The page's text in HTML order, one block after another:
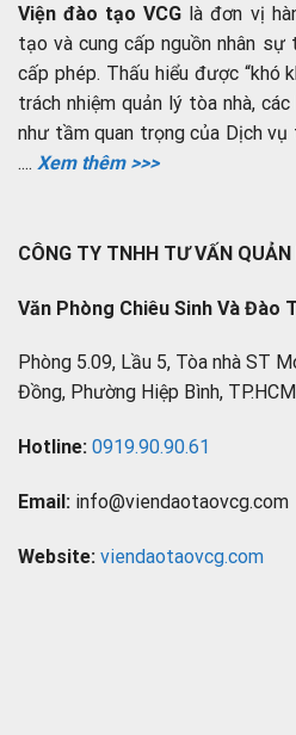
Viện đào tạo VCG là đơn vị
tạo và cung cấp nguồn nhân
cấp phép. Thấu hiểu được “khó
trách nhiệm quản lý tòa nhà,
như tầm quan trọng của Dịch vụ
.... Xem thêm >>>
CÔNG TY TNHH TƯ VẤN QUẢN
Văn Phòng Chiêu Sinh Và Đào
Phòng 5.09, Lầu 5, Tòa nhà ST
Đồng, Phường Hiệp Bình, TP.HCM
Hotline: 0919.90.90.61
Email: info@viendaotaovcg.com
Website: viendaotaovcg.com